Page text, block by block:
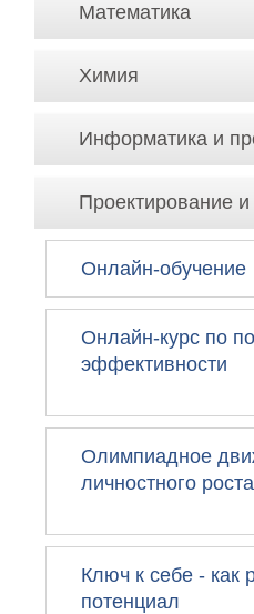
Математика
Химия
Информатика и
Проектирование
Онлайн-обучение
Онлайн-курс по
эффективности
Олимпиадное
личностного роста
Ключ к себе - как
потенциал